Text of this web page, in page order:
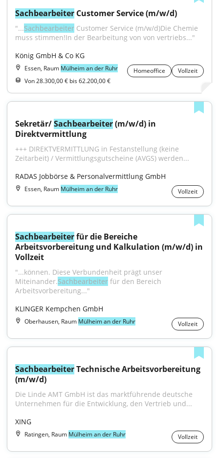
Sachbearbeiter Customer Service (m/w/d)
"...Sachbearbeiter Customer Service (m/w/d)Die Chemie
muss stimmen!In der Bearbeitung von von vertriebs..."
König GmbH & Co KG
Essen, Raum Mülheim an der Ruhr Homeoffice
Vollzeit
Von 28.300,00 € bis 62.200,00 €
Sekretär/ Sachbearbeiter (m/w/d) in
Direktvermittlung
+++ DIREKTVERMITTLUNG in Festanstellung (keine
Zeitarbeit) / Vermittlungsgutscheine (AVGS) werden...
RADAS Jobbörse & Personalvermittlung GmbH
Essen, Raum Mülheim an der Ruhr Vollzeit
Sachbearbeiter für die Bereiche
Arbeitsvorbereitung und Kalkulation (m/w/d) in
Vollzeit
"...können. Diese Verbundenheit prägt unser
Miteinander.Sachbearbeiter für den Bereich
Arbeitsvorbereitung..."
KLINGER Kempchen GmbH
Oberhausen, Raum Mülheim an der Ruhr Vollzeit
Sachbearbeiter Technische Arbeitsvorbereitung
(m/w/d)
Die Linde AMT GmbH ist das marktführende deutsche
Unternehmen für die Entwicklung, den Vertrieb und...
XING
Ratingen, Raum Mülheim an der Ruhr Vollzeit